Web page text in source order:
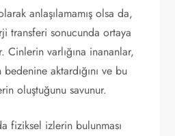
anlaşılamamış olsa da,
transferi sonucunda ortaya
Cinlerin varlığına inananlar,
aktardığını ve bu
oluştuğunu savunur.
fiziksel izlerin bulunması